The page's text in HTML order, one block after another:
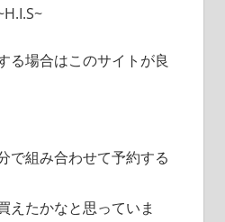
る場合はこのサイトが良
で組み合わせて予約する
えたかなと思っていま